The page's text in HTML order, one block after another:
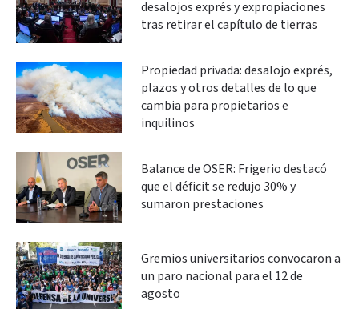
desalojos exprés y expropiaciones
tras retirar el capítulo de tierras
Propiedad privada: desalojo exprés,
plazos y otros detalles de lo que
cambia para propietarios e
inquilinos
Balance de OSER: Frigerio destacó
que el déficit se redujo 30% y
sumaron prestaciones
Gremios universitarios convocaron a
un paro nacional para el 12 de
agosto